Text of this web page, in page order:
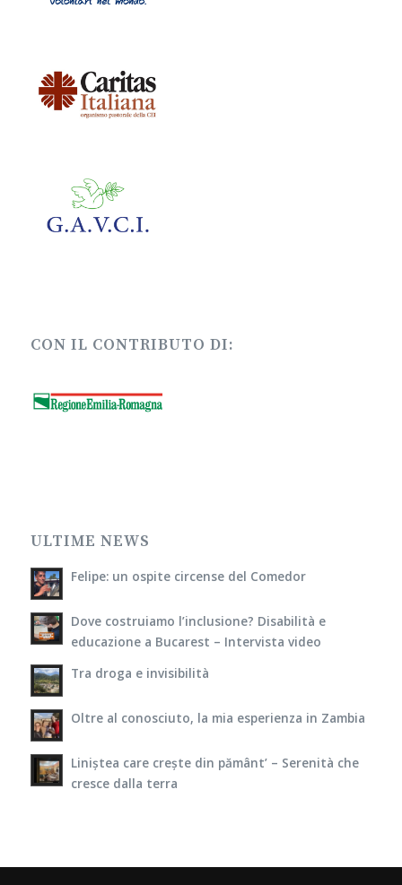
CON IL CONTRIBUTO DI:
ULTIME NEWS
Felipe: un ospite circense del Comedor
Dove costruiamo l’inclusione? Disabilità e
educazione a Bucarest – Intervista video
Tra droga e invisibilità
Oltre al conosciuto, la mia esperienza in Zambia
Liniștea care crește din pământ’ – Serenità che
cresce dalla terra